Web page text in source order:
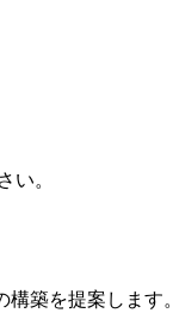
い。
築を提案します。